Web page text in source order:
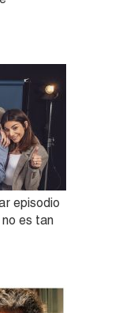
episodio
es tan